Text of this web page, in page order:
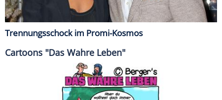
Trennungsschock im Promi-Kosmos
Cartoons "Das Wahre Leben"